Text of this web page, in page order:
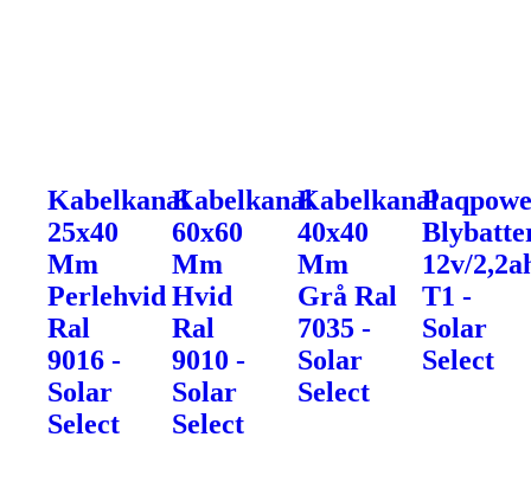
Kabelkanal
25x40
Mm
Perlehvid
Ral
9016 -
Solar
Select
Kabelkanal
60x60
Mm
Hvid
Ral
9010 -
Solar
Select
Kabelkanal
40x40
Mm
Grå Ral
7035 -
Solar
Select
12v/
T1 -
Solar
Select